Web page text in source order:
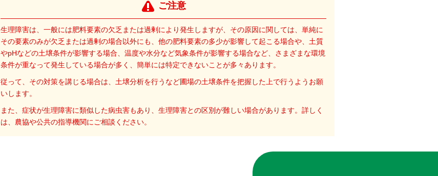
ご注意
生理障害は、一般には肥料要素の欠乏または過剰により発生しますが、その原因に関しては、単純に
その要素のみが欠乏または過剰の場合以外にも、他の肥料要素の多少が影響して起こる場合や、土質
やpHなどの土壌条件が影響する場合、温度や水分など気象条件が影響する場合など、さまざまな環境
条件が重なって発生している場合が多く、簡単には特定できないことが多々あります。
従って、その対策を講じる場合は、土壌分析を行うなど圃場の土壌条件を把握した上で行うようお願
いします。
また、症状が生理障害に類似した病虫害もあり、生理障害との区別が難しい場合があります。詳しく
は、農協や公共の指導機関にご相談ください。